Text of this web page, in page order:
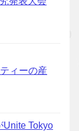
ィーの産
Unite Tokyo